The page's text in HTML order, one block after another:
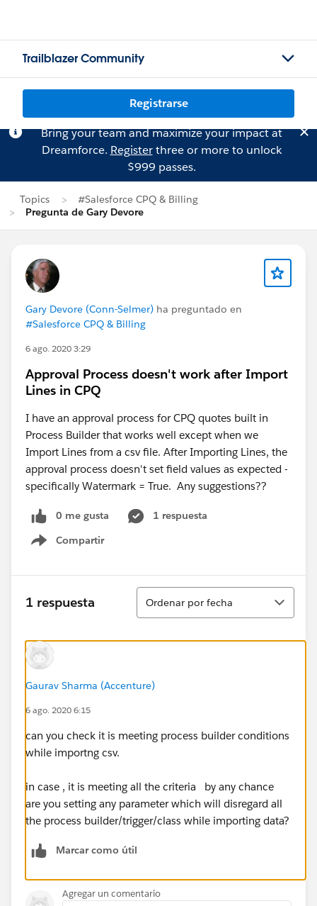
Trailblazer Community
Registrarse
Bring your team and maximize your impact at
Dreamforce. Registerthree or more to unlock
$999 passes.
Topics
#Salesforce CPQ & Billing
Pregunta de Gary Devore
Gary Devore (Conn-Selmer) ha preguntado en
#Salesforce CPQ & Billing
6 ago. 2020 3:29
Approval Process doesn't work after Import
Lines in CPQ
I have an approval process for CPQ quotes built in
Process Builder that works well except when we
Import Lines from a csv file. After Importing Lines, the
approval process doesn't set field values as expected -
specifically Watermark = True. Any suggestions??
0 me gusta
1 respuesta
Compartir
Show menu
1 respuesta
Ordenar
Ordenar por fecha
Gaurav Sharma (Accenture)
6 ago. 2020 6:15
can you check it is meeting process builder conditions
while importng csv.
in case , it is meeting all the criteria by any chance
are you setting any parameter which will disregard all
the process builder/trigger/class while importing data?
Marcar como útil
Agregar un comentario